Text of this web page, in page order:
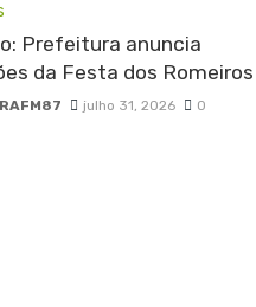
Prefeitura anuncia
da Festa dos Romeiros
julho 31, 2026 0